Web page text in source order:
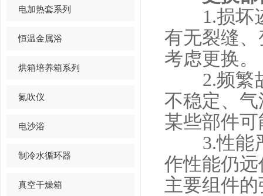
电加热套系列
恒温金属浴
烘箱培养箱系列
氮吹仪
电沙浴
制冷水循环器
真空干燥箱
1.损坏迹
有无裂缝
考虑更换。
2.频繁故
不稳定、
某些部件
3.性能严
作性能仍
主要组件